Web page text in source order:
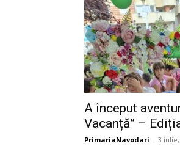
A început
Vacanță” –
PrimariaNavodari - 3 iulie,